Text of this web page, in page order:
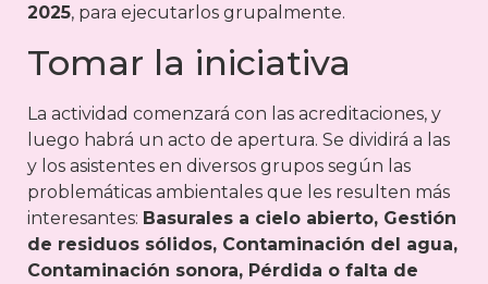
2025, para ejecutarlos grupalmente.
Tomar la iniciativa
La actividad comenzará con las acreditaciones, y
luego habrá un acto de apertura. Se dividirá a las
y los asistentes en diversos grupos según las
problemáticas ambientales que les resulten más
interesantes: Basurales a cielo abierto, Gestión
de residuos sólidos, Contaminación del agua,
Contaminación sonora, Pérdida o falta de